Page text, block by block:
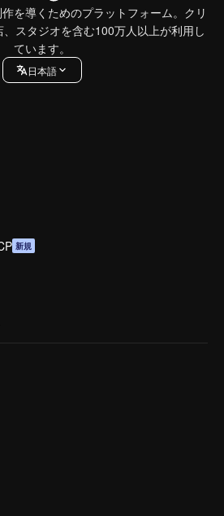
を導くためのプラットフォーム。クリ
スタジオを含む100万人以上が利用し
ています。
日本語
新規